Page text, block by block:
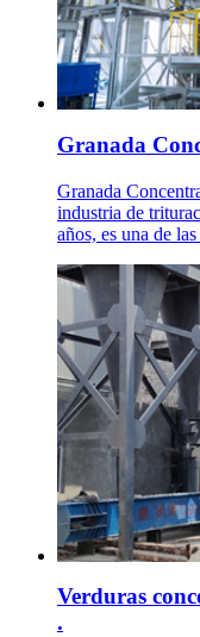
Granada
Granada
industria de
años, es una de
Verduras
.